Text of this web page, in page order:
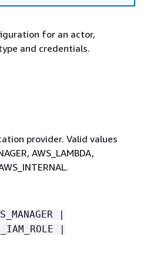
for an actor,
and credentials.
provider. Valid values
AWS_LAMBDA,
|
|